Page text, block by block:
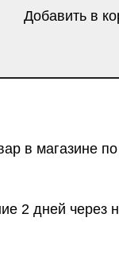
Добавить в
в магазине
2 дней